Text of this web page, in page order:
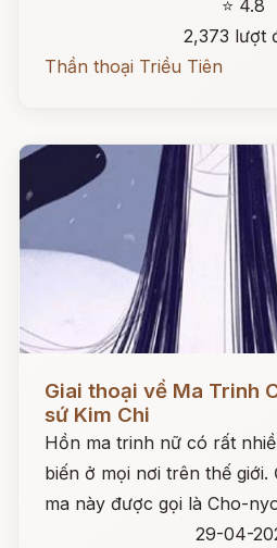
⭐ 4.8
2,373 lượt
Thần thoại Triều Tiên
Giai thoại về Ma Trinh
sứ Kim Chi
Hồn ma trinh nữ có rất
biến ở mọi nơi trên thế giới.
ma này được gọi là Cho-
29-04-